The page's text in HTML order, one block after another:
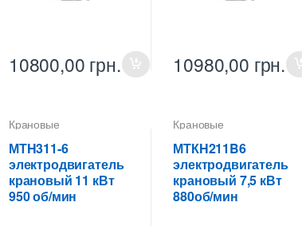
10800,00 грн. 10980,00 грн.
Крановые
электродвигатели
МТH311-6
электродвигатель
крановый 11 кВт
950 об/мин
Крановые
электродвигатели
МТКH211B6
электродвигатель
крановый 7,5 кВт
880об/мин